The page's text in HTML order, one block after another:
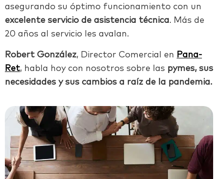
asegurando su óptimo funcionamiento con un
excelente servicio de asistencia técnica. Más de
20 años al servicio les avalan.
Robert González, Director Comercial en Pana-
Ret, habla hoy con nosotros sobre las pymes, sus
necesidades y sus cambios a raíz de la pandemia.